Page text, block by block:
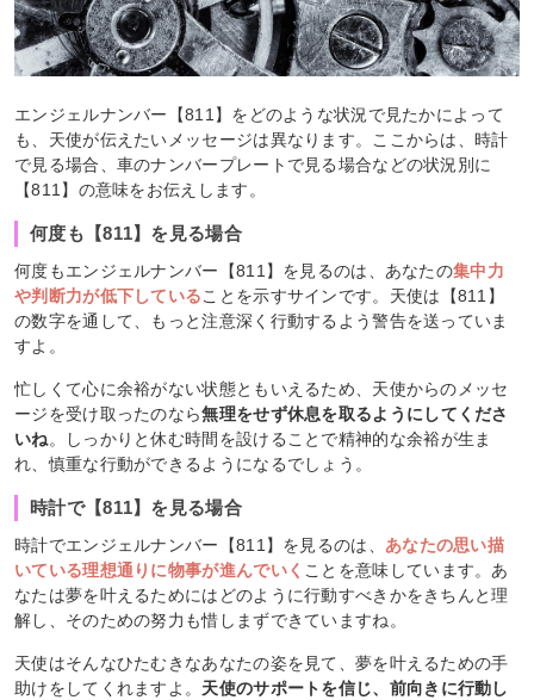
エンジェルナンバー【811】をどのような状況で見たかによって
も、天使が伝えたいメッセージは異なります。ここからは、時計
で見る場合、車のナンバープレートで見る場合などの状況別に
【811】の意味をお伝えします。
何度も【811】を見る場合
何度もエンジェルナンバー【811】を見るのは、あなたの集中力
や判断力が低下していることを示すサインです。天使は【811】
の数字を通して、もっと注意深く行動するよう警告を送っていま
すよ。
忙しくて心に余裕がない状態ともいえるため、天使からのメッセ
ージを受け取ったのなら無理をせず休息を取るようにしてくださ
いね。しっかりと休む時間を設けることで精神的な余裕が生ま
れ、慎重な行動ができるようになるでしょう。
時計で【811】を見る場合
時計でエンジェルナンバー【811】を見るのは、 あなたの思い描
いている理想通りに物事が進んでいく ことを意味しています。あ
なたは夢を叶えるためにはどのように行動すべきかをきちんと理
解し、そのための努力も惜しまずできていますね。
天使はそんなひたむきなあなたの姿を見て、夢を叶えるための手
助けをしてくれますよ。 天使のサポートを信じ、前向きに行動し